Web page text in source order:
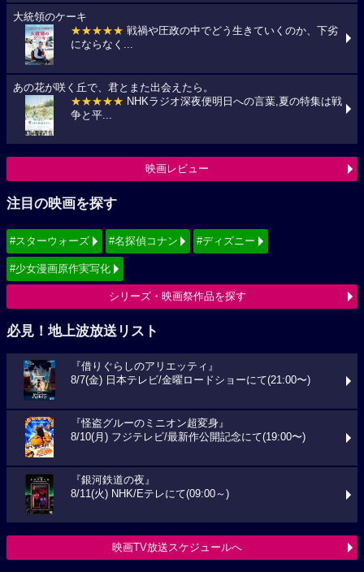
大統領のケーキ
★★★★★ 戦禍や圧政の中でどう生きていくのか、下劣
にならなく...
あの花が咲く丘で、君とまた出会えたら。
★★★★★ NHKラジオ深夜便明日への言葉,夏の特集は戦
争と平...
映画レビュー
注目の映画を探す
#スターウォーズ #名探偵コナン #ディズニー
#少女漫画原作実写化
シリーズ・映画祭作品を探す
必見！地上波放送リスト
『借りぐらしのアリエッティ』
8/7(金) 日本テレビ/金曜ロードショーにて(21:00〜)
『怪盗グルーのミニオン超変身』
8/10(月) フジテレビ/最新作公開記念にて(19:00〜)
『銀河鉄道の夜』
8/11(火) NHK/Eテレにて(09:00～)
映画TV放送スケジュールへ